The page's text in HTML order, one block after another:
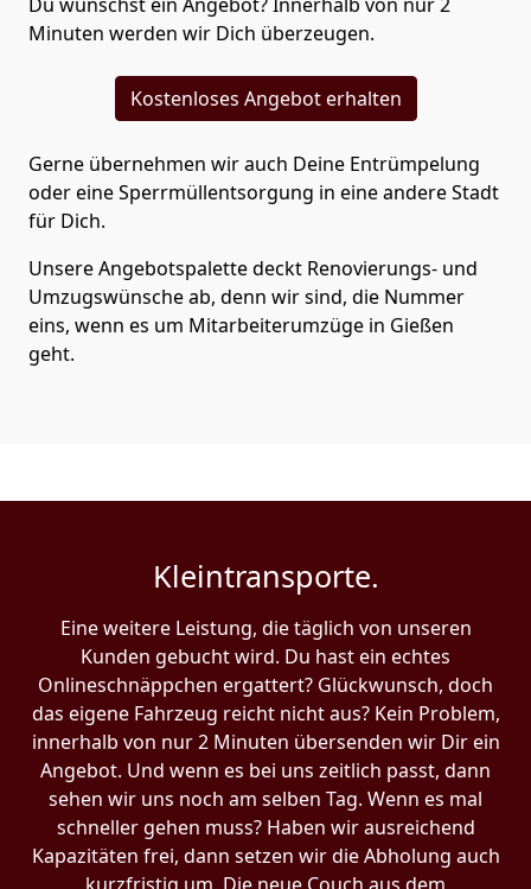
Minuten werden wir Dich überzeugen.
Kostenloses Angebot erhalten
Gerne übernehmen wir auch Deine Entrümpelung
oder eine Sperrmüllentsorgung in eine andere Stadt
für Dich.
Unsere Angebotspalette deckt Renovierungs- und
Umzugswünsche ab, denn wir sind, die Nummer
eins, wenn es um Mitarbeiterumzüge in Gießen
geht.
Kleintransporte.
Eine weitere Leistung, die täglich von unseren
Kunden gebucht wird. Du hast ein echtes
Onlineschnäppchen ergattert? Glückwunsch, doch
das eigene Fahrzeug reicht nicht aus? Kein Problem,
innerhalb von nur 2 Minuten übersenden wir Dir ein
Angebot. Und wenn es bei uns zeitlich passt, dann
sehen wir uns noch am selben Tag. Wenn es mal
schneller gehen muss? Haben wir ausreichend
Kapazitäten frei, dann setzen wir die Abholung auch